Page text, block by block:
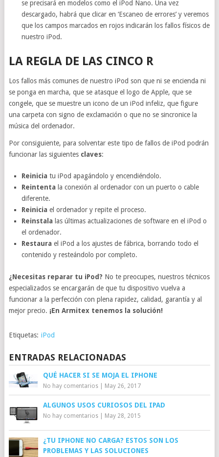
se precisará en modelos como el iPod Nano. Una vez
descargado, habrá que clicar en ‘Escaneo de errores’ y veremos
que los campos marcados en rojos indicarán los fallos físicos de
nuestro iPod.
LA REGLA DE LAS CINCO R
Los fallos más comunes de nuestro iPod son que ni se encienda ni
se ponga en marcha, que se atasque el logo de Apple, que se
congele, que se muestre un icono de un iPod infeliz, que figure
una carpeta con signo de exclamación o que no se sincronice la
música del ordenador.
Por consiguiente, para solventar este tipo de fallos de iPod podrán
funcionar las siguientes claves:
Reiniciatu iPod apagándolo y encendiéndolo.
Reintenta la conexión al ordenador con un puerto o cable
diferente.
Reiniciael ordenador y repite el proceso.
Reinstala las últimas actualizaciones de software en el iPod o
el ordenador.
Restaurael iPod a los ajustes de fábrica, borrando todo el
contenido y resteándolo por completo.
¿Necesitas reparar tu iPod? No te preocupes, nuestros técnicos
especializados se encargarán de que tu dispositivo vuelva a
funcionar a la perfección con plena rapidez, calidad, garantía y al
mejor precio. ¡En Armitex tenemos la solución!
Etiquetas: iPod
ENTRADAS RELACIONADAS
QUÉ HACER SI SE MOJA EL IPHONE
No hay comentarios| May 26, 2017
ALGUNOS USOS CURIOSOS DEL IPAD
No hay comentarios| May 28, 2015
¿TU IPHONE NO CARGA? ESTOS SON LOS
PROBLEMAS Y LAS SOLUCIONES